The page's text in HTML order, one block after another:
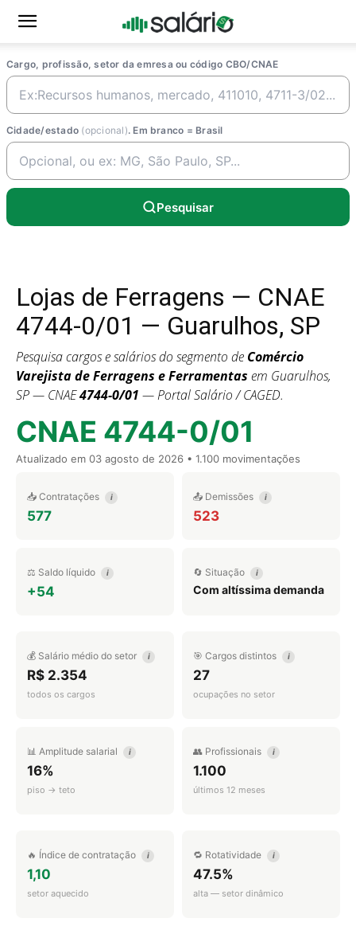
Cargo, profissão, setor da emresa ou código CBO/CNAE
Cidade/estado (opcional). Em branco = Brasil
Pesquisar
Lojas de Ferragens — CNAE
4744-0/01 — Guarulhos, SP
Pesquisa cargos e salários do segmento de Comércio
Varejista de Ferragens e Ferramentas em Guarulhos,
SP — CNAE4744-0/01 — Portal Salário / CAGED.
CNAE 4744-0/01
Atualizado em 03 agosto de 2026 • 1.100 movimentações
📥 Contratações i
577
📤 Demissões i
523
⚖️ Saldo líquido i
+54
🔄 Situação i
Com altíssima demanda
💰 Salário médio do setor i
R$ 2.354
todos os cargos
🎯 Cargos distintos i
27
ocupações no setor
📊 Amplitude salarial i
16%
piso → teto
👥 Profissionais i
1.100
últimos 12 meses
🔥 Índice de contratação i
1,10
setor aquecido
🔁 Rotatividade i
47.5%
alta — setor dinâmico